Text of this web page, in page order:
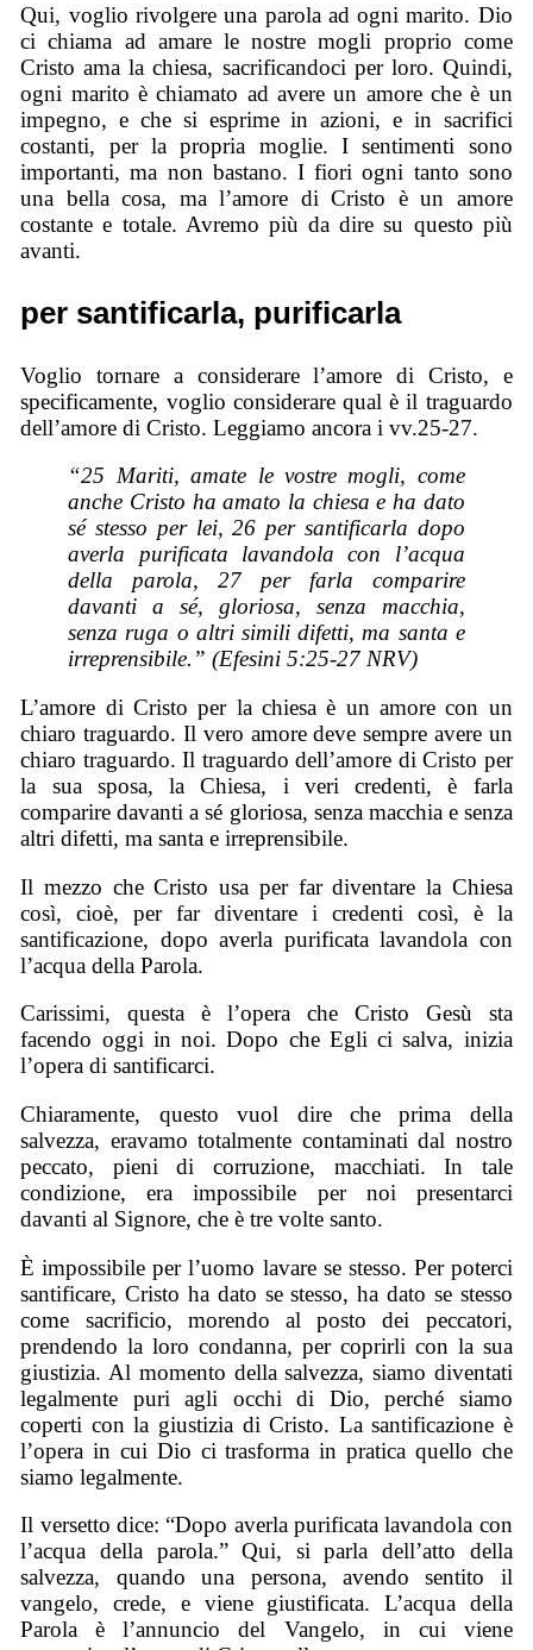
Qui, voglio rivolgere una parola ad ogni marito. Dio
ci chiama ad amare le nostre mogli proprio come
Cristo ama la chiesa, sacrificandoci per loro. Quindi,
ogni marito è chiamato ad avere un amore che è un
impegno, e che si esprime in azioni, e in sacrifici
costanti, per la propria moglie. I sentimenti sono
importanti, ma non bastano. I fiori ogni tanto sono
una bella cosa, ma l’amore di Cristo è un amore
costante e totale. Avremo più da dire su questo più
avanti.
per santificarla, purificarla
Voglio tornare a considerare l’amore di Cristo, e
specificamente, voglio considerare qual è il traguardo
dell’amore di Cristo. Leggiamo ancora i vv.25-27.
“25 Mariti, amate le vostre mogli, come
anche Cristo ha amato la chiesa e ha dato
sé stesso per lei, 26 per santificarla dopo
averla purificata lavandola con l’acqua
della parola, 27 per farla comparire
davanti a sé, gloriosa, senza macchia,
senza ruga o altri simili difetti, ma santa e
irreprensibile.” (Efesini 5:25-27 NRV)
L’amore di Cristo per la chiesa è un amore con un
chiaro traguardo. Il vero amore deve sempre avere un
chiaro traguardo. Il traguardo dell’amore di Cristo per
la sua sposa, la Chiesa, i veri credenti, è farla
comparire davanti a sé gloriosa, senza macchia e senza
altri difetti, ma santa e irreprensibile.
Il mezzo che Cristo usa per far diventare la Chiesa
così, cioè, per far diventare i credenti così, è la
santificazione, dopo averla purificata lavandola con
l’acqua della Parola.
Carissimi, questa è l’opera che Cristo Gesù sta
facendo oggi in noi. Dopo che Egli ci salva, inizia
l’opera di santificarci.
Chiaramente, questo vuol dire che prima della
salvezza, eravamo totalmente contaminati dal nostro
peccato, pieni di corruzione, macchiati. In tale
condizione, era impossibile per noi presentarci
davanti al Signore, che è tre volte santo.
È impossibile per l’uomo lavare se stesso. Per poterci
santificare, Cristo ha dato se stesso, ha dato se stesso
come sacrificio, morendo al posto dei peccatori,
prendendo la loro condanna, per coprirli con la sua
giustizia. Al momento della salvezza, siamo diventati
legalmente puri agli occhi di Dio, perché siamo
coperti con la giustizia di Cristo. La santificazione è
l’opera in cui Dio ci trasforma in pratica quello che
siamo legalmente.
Il versetto dice: “Dopo averla purificata lavandola con
l’acqua della parola.” Qui, si parla dell’atto della
salvezza, quando una persona, avendo sentito il
vangelo, crede, e viene giustificata. L’acqua della
Parola è l’annuncio del Vangelo, in cui viene